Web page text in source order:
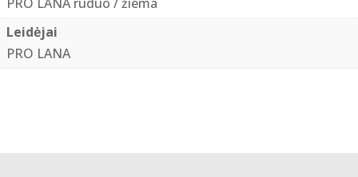
Kreativ
2021/22
Leidėjai
PRO LANA